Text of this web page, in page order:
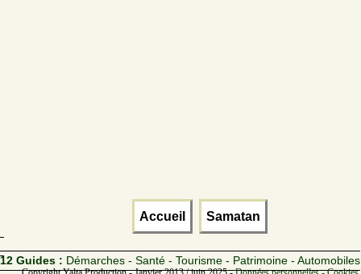
Accueil Samatan
12 Guides : Démarches - Santé - Tourisme - Patrimoine - Automobiles